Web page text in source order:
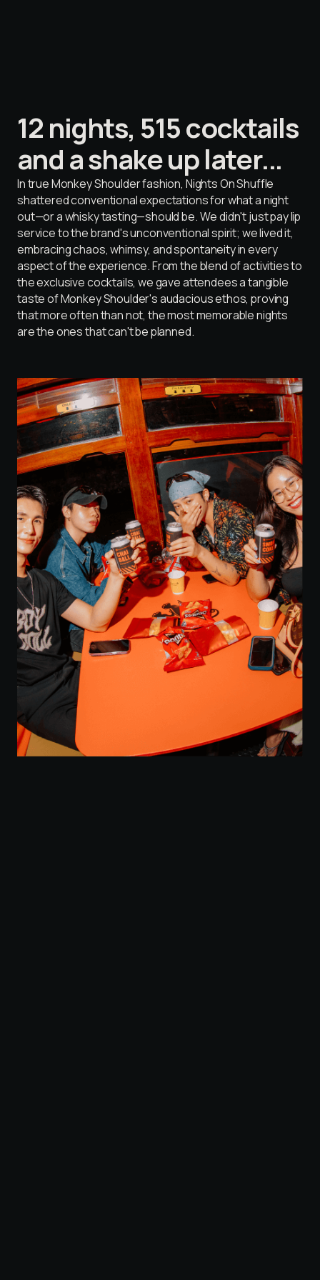
12nights, 515cocktails
andashakeuplater...
IntrueMonkeyShoulderfashion, NightsOnShuffle
shatteredconventionalexpectationsforwhatanight
out—orawhiskytasting—shouldbe.Wedidn'tjustpaylip
servicetothebrand'sunconventionalspirit; welivedit,
embracingchaos,whimsy, andspontaneityinevery
aspectoftheexperience.Fromtheblendofactivitiesto
theexclusivecocktails, wegaveattendeesatangible
tasteofMonkeyShoulder'saudaciousethos, proving
thatmoreoftenthannot, themostmemorablenights
aretheonesthatcan'tbeplanned.